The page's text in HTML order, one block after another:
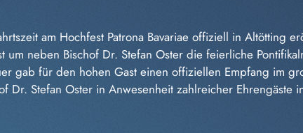
am Hochfest Patrona Bavariae offiziell in Altötting
um neben Bischof Dr. Stefan Oster die feierliche
gab für den hohen Gast einen offiziellen Empfang im
Dr. Stefan Oster in Anwesenheit zahlreicher Ehrengäste